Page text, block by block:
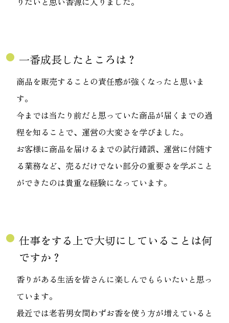
fiber_manual_record 一番成長したところは？
商品を販売することの責任感が強くなったと思いま
す。
今までは当たり前だと思っていた商品が届くまでの過
程を知ることで、運営の大変さを学びました。
お客様に商品を届けるまでの試行錯誤、運営に付随す
る業務など、売るだけでない部分の重要さを学ぶこと
ができたのは貴重な経験になっています。
fiber_manual_record 仕事をする上で大切にしていることは何
ですか？
香りがある生活を皆さんに楽しんでもらいたいと思っ
ています。
最近では老若男女問わずお香を使う方が増えていると